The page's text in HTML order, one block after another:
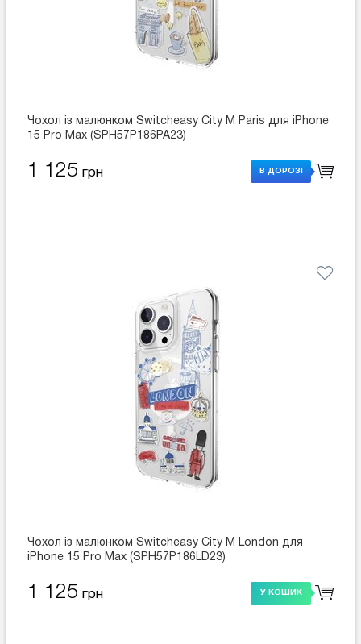
Чохол із малюнком Switcheasy City M Paris для iPhone
15 Pro Max (SPH57P186PA23)
1 125 грн В ДОРОЗІ
Чохол із малюнком Switcheasy City M London для
iPhone 15 Pro Max (SPH57P186LD23)
1 125 грн У КОШИК